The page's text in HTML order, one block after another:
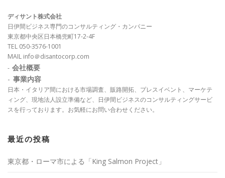
ディサント株式会社
日伊間ビジネス専門のコンサルティング・カンパニー
東京都中央区日本橋兜町17-2-4F
TEL 050-3576-1001
MAIL info＠disantocorp.com
- 会社概要
- 事業内容
日本・イタリア間における市場調査、販路開拓、プレスイベント、マーケテ
ィング、現地法人設立準備など、日伊間ビジネスのコンサルティングサービ
スを行っております。お気軽にお問い合わせください。
最近の投稿
東京都・ローマ市による「King Salmon Project」